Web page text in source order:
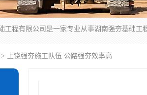
> 上饶强夯施工队伍 公路强夯效率高